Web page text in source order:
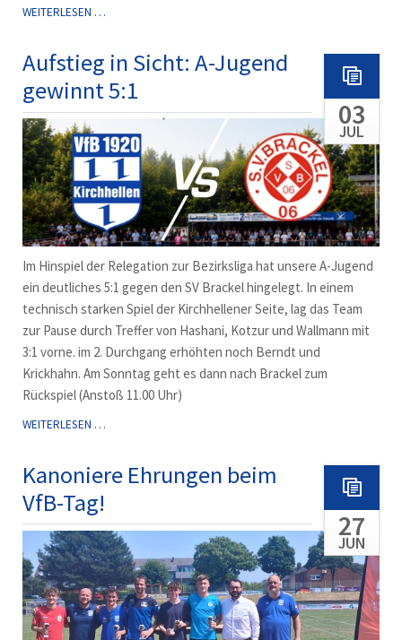
WEITERLESEN …A-
AUF!
Aufstieg in Sicht: A-Jugend
gewinnt 5:1
03
JUL
Im Hinspiel der Relegation zur Bezirksliga hat unsere A-Jugend
ein deutliches 5:1 gegen den SV Brackel hingelegt. In einem
technisch starken Spiel der Kirchhellener Seite, lag das Team
zur Pause durch Treffer von Hashani, Kotzur und Wallmann mit
3:1 vorne. im 2. Durchgang erhöhten noch Berndt und
Krickhahn. Am Sonntag geht es dann nach Brackel zum
Rückspiel (Anstoß 11.00 Uhr)
WEITERLESEN …AUFSTIEG
A-
5:1
Kanoniere Ehrungen beim
VfB-Tag!
27
JUN